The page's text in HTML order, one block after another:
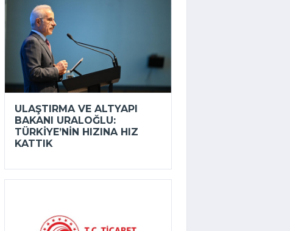
ULAŞTIRMA VE ALTYAPI
BAKANI URALOĞLU:
TÜRKIYE’NIN HIZINA HIZ
KATTIK